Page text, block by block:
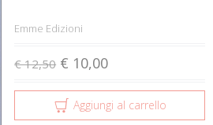
Emme Edizioni
€ 12,50 € 10,00
Aggiungi al carrello